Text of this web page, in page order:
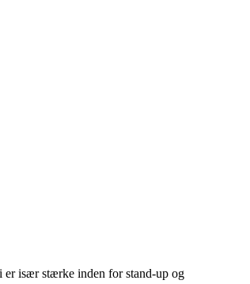
er især stærke inden for stand-up og